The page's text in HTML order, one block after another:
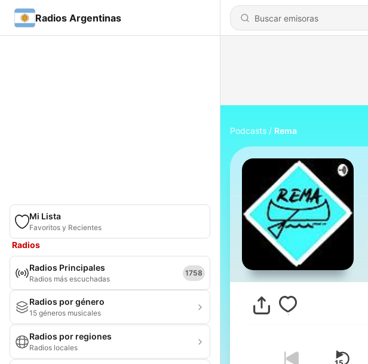
Radios Argentinas
Mi Lista
Favoritos y Recientes
Radios
Radios Principales
Radios más escuchadas
1758
Radios por género
15 géneros musicales
Radios por regiones
Radios locales
Podcasts Rema